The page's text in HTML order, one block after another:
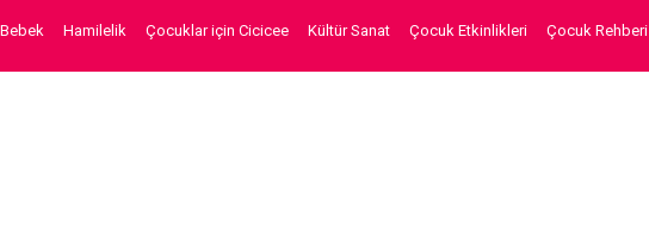
Bebek Hamilelik Çocuklar için Cicicee Kültür Sanat Çocuk Etkinlikleri Çocuk Rehberi